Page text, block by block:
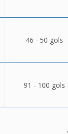
46 - 50 gols
91 - 100 gols